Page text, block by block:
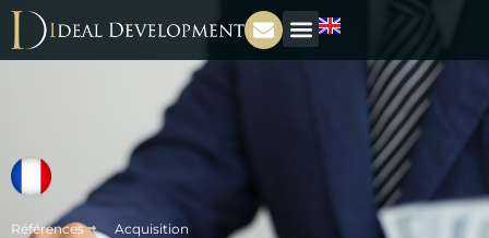
Références Acquisition